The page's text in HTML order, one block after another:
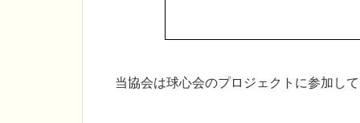
当協会は球心会のプロジェクトに参加し